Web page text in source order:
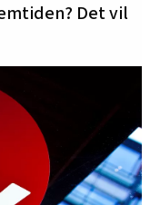
Det vil